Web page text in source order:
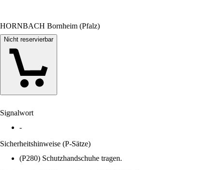
HORNBACH Bornheim (Pfalz)
Nicht reservierbar
Signalwort
-
Sicherheitshinweise (P-Sätze)
(P280) Schutzhandschuhe tragen.